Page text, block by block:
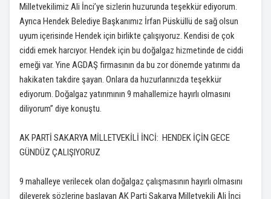
Milletvekilimiz Ali İnci’ye sizlerin huzurunda teşekkür ediyorum.
Ayrıca Hendek Belediye Başkanımız İrfan Püsküllü de sağ olsun
uyum içerisinde Hendek için birlikte çalışıyoruz. Kendisi de çok
ciddi emek harcıyor. Hendek için bu doğalgaz hizmetinde de ciddi
emeği var. Yine AGDAŞ firmasının da bu zor dönemde yatırımı da
hakikaten takdire şayan. Onlara da huzurlarınızda teşekkür
ediyorum. Doğalgaz yatırımının 9 mahallemize hayırlı olmasını
diliyorum” diye konuştu.
AK PARTİ SAKARYA MİLLETVEKİLİ İNCİ: HENDEK İÇİN GECE
GÜNDÜZ ÇALIŞIYORUZ
9 mahalleye verilecek olan doğalgaz çalışmasının hayırlı olmasını
dileyerek sözlerine başlayan AK Parti Sakarya Milletvekili Ali İnci